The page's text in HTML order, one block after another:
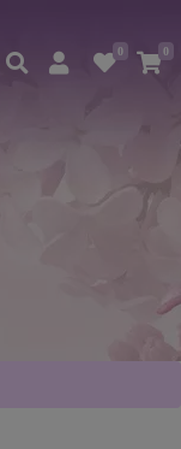
0 0